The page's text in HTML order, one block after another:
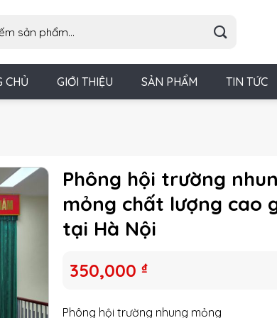
CHỦ GIỚI THIỆU SẢN PHẨM TIN TỨC
Phông hội trường
mỏng chất lượng cao
tại Hà Nội
350,000₫
Phông hội trường nhung mỏng